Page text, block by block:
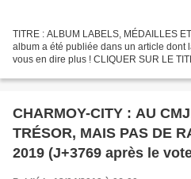
TITRE : ALBUM LABELS, MÉDAILLES
album a été publiée dans un article dont
vous en dire plus ! CLIQUER SUR LE
CHARMOY-CITY : AU CMJ, DES ŒUFS,
TRÉSOR, MAIS PAS DE
2019 (J+3769 après le